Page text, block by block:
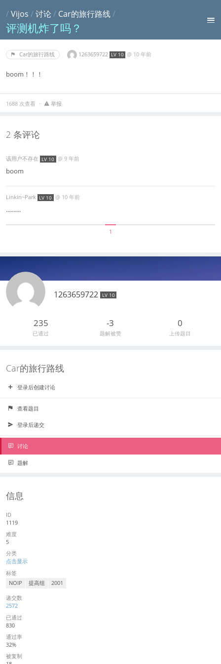
/Vijos /讨论 / Car的旅行路线/
评测机炸了吗？
Car的旅行路线 1263659722 LV 10 @ 10 年前
boom！！！
1688 次查看 举报
2 条评论
该用户不存在 LV 10 @ 9 年前
boom
Linkin~Park LV 10 @ 10 年前
..........
1
1263659722 LV 10
235
已通过
-3
题解被赞
0
上传题目
Car的旅行路线
登录后创建讨论
查看题目
登录后递交
讨论
题解
信息
ID
1119
难度
5
分类
点击显示
标签
NOIP 提高组 2001
递交数
2572
已通过
830
通过率
32%
被复制